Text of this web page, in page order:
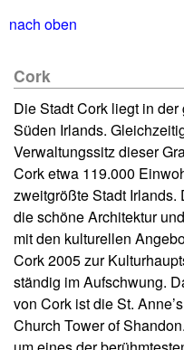
nach oben
Cork
Die Stadt Cork liegt in
Süden Irlands.
Verwaltungssitz dieser
Cork etwa 119.000
zweitgrößte Stadt Irlands.
die schöne Architektur
mit den kulturellen
Cork 2005 zur
ständig im Aufschwung.
von Cork ist die St.
Church Tower of